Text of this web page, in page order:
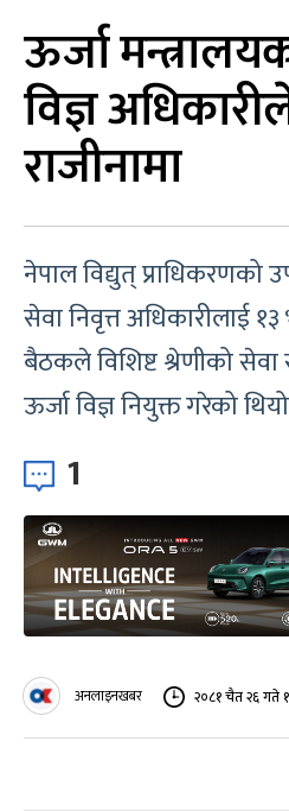
ऊर्जा
विज्ञ
राजीनामा
नेपाल विद्युत् प्राधिकरणको
सेवा निवृत्त अधिकारीलाई १३
बैठकले विशिष्ट श्रेणीको सेवा
ऊर्जा विज्ञ नियुक्त गरेको
1
अनलाइनखबर २०८१ चैत २६ गते